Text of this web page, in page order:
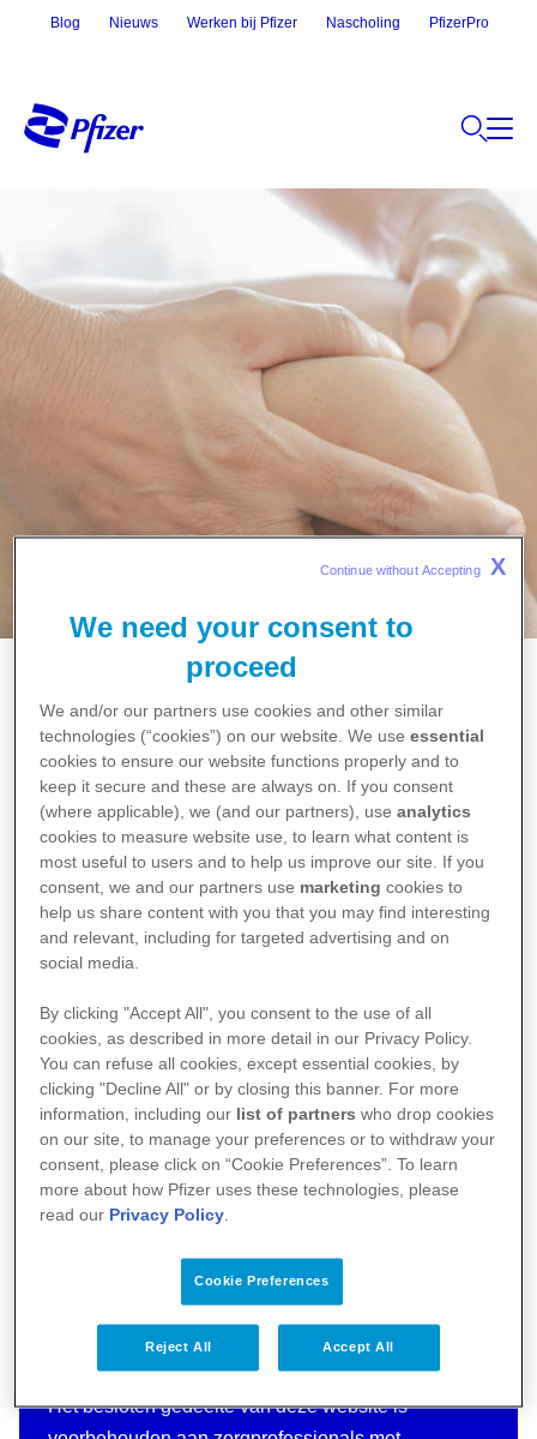
Blog Nieuws Werken bij Pfizer Nascholing PfizerPro
Pamidronaat Hospira
Pamidronaat Hospira
Pamidronaatdinatrium Hospira behoort tot de groep van
geneesmiddelen die bisfosfonaten genoemd worden.
Bent u Zorgprofessional?
Het besloten gedeelte van deze website is
We need your consent to
proceed
We and/or our partners use cookies and other similar
technologies (“cookies”) on our website. We useessential
cookies to ensure our website functions properly and to
keep it secure and these are always on. If you consent
(where applicable), we (and our partners), useanalytics
cookies to measure website use, to learn what content is
most useful to users and to help us improve our site. If you
consent, we and our partners use marketing cookies to
help us share content with you that you may find interesting
and relevant, including for targeted advertising and on
social media.
By clicking "Accept All", you consent to the use of all
cookies, as described in more detail in our Privacy Policy.
You can refuse all cookies, except essential cookies, by
clicking "Decline All" or by closing this banner. For more
information, including our list of partners who drop cookies
on our site, to manage your preferences or to withdraw your
consent, please click on “Cookie Preferences”. To learn
more about how Pfizer uses these technologies, please
read our Privacy Policy.
Cookie Preferences
Reject All Accept All
Continue without Accepting X